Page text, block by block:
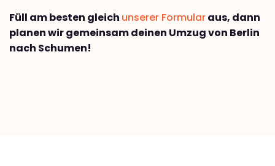
Füll am besten gleich unserer Formularaus, dann
planen wir gemeinsam deinen Umzug von Berlin
nach Schumen!